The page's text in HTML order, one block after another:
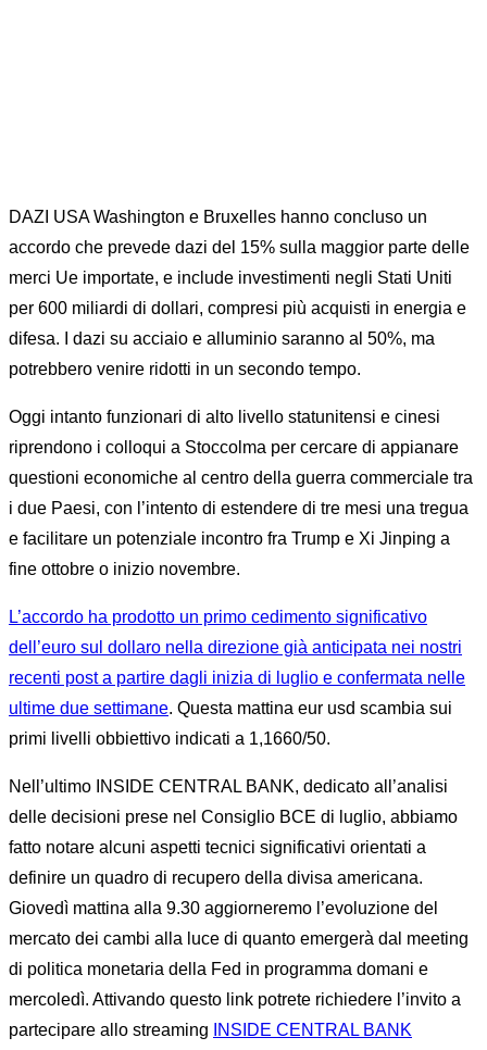
DAZI USA Washington e Bruxelles hanno concluso un
accordo che prevede dazi del 15% sulla maggior parte delle
merci Ue importate, e include investimenti negli Stati Uniti
per 600 miliardi di dollari, compresi più acquisti in energia e
difesa. I dazi su acciaio e alluminio saranno al 50%, ma
potrebbero venire ridotti in un secondo tempo.
Oggi intanto funzionari di alto livello statunitensi e cinesi
riprendono i colloqui a Stoccolma per cercare di appianare
questioni economiche al centro della guerra commerciale tra
i due Paesi, con l’intento di estendere di tre mesi una tregua
e facilitare un potenziale incontro fra Trump e Xi Jinping a
fine ottobre o inizio novembre.
L’accordo ha prodotto un primo cedimento significativo
dell’euro sul dollaro nella direzione già anticipata nei nostri
recenti post a partire dagli inizia di luglio e confermata nelle
ultime due settimane. Questa mattina eur usd scambia sui
primi livelli obbiettivo indicati a 1,1660/50.
Nell’ultimo INSIDE CENTRAL BANK, dedicato all’analisi
delle decisioni prese nel Consiglio BCE di luglio, abbiamo
fatto notare alcuni aspetti tecnici significativi orientati a
definire un quadro di recupero della divisa americana.
Giovedì mattina alla 9.30 aggiorneremo l’evoluzione del
mercato dei cambi alla luce di quanto emergerà dal meeting
di politica monetaria della Fed in programma domani e
mercoledì. Attivando questo link potrete richiedere l’invito a
partecipare allo streaming
INSIDE CENTRAL BANK